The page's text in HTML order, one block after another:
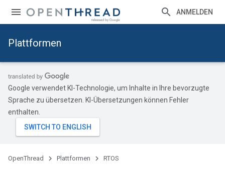
ANMELDEN
Plattformen
Google verwendet KI-Technologie, um Inhalte in Ihre bevorzugte
Sprache zu übersetzen. KI-Übersetzungen können Fehler
enthalten.
OpenThread Plattformen RTOS